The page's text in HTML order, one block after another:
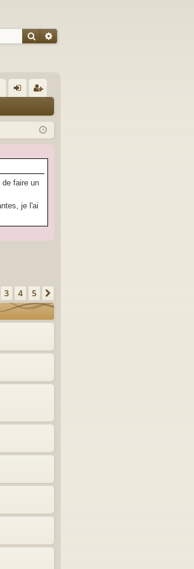
Rechercher
Recherche avancée
ne
on
nr
ist
faire un
je l'ai
3 4 5